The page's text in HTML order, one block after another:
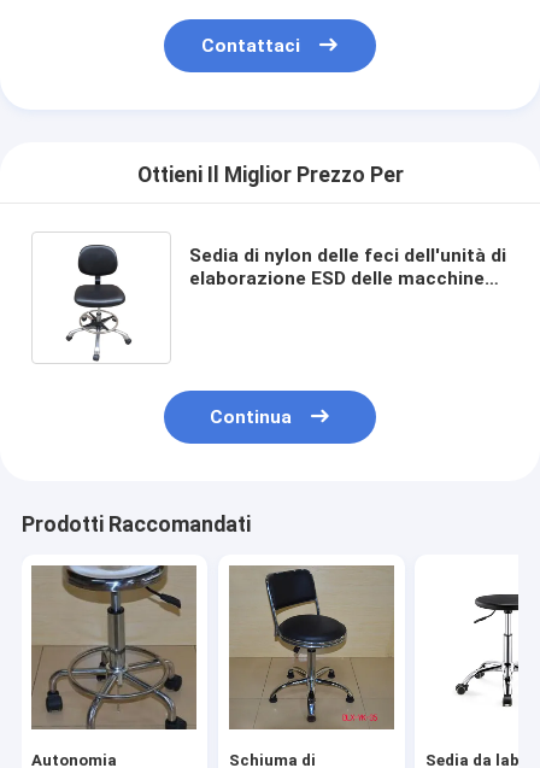
Contattaci
Ottieni Il Miglior Prezzo Per
Sedia di nylon delle feci dell'unità di
elaborazione ESD delle macchine
Continua
Prodotti Raccomandati
Autonomia Schiuma di Sedia da